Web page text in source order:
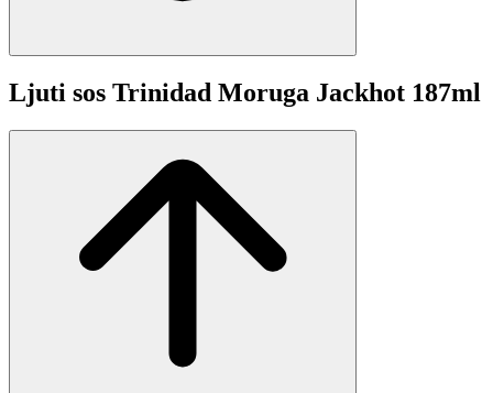
Ljuti sos Trinidad Moruga Jackhot 187ml